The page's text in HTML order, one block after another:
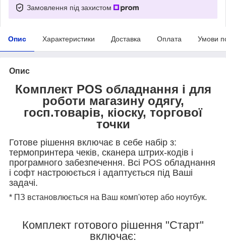
Замовлення під захистом
Опис Характеристики Доставка Оплата Умови
Опис
Комплект POS обладнання і для
роботи магазину одягу,
госп.товарів, кіоску, торгової
точки
Готове рішення включає в себе набір з:
термопринтера чеків, сканера штрих-кодів і
програмного забезпечення. Всі POS обладнання
і софт настроюється і адаптується під Ваші
задачі.
* ПЗ встановлюється на Ваш комп'ютер або ноутбук.
Комплект готового рішення "Старт"
включає: